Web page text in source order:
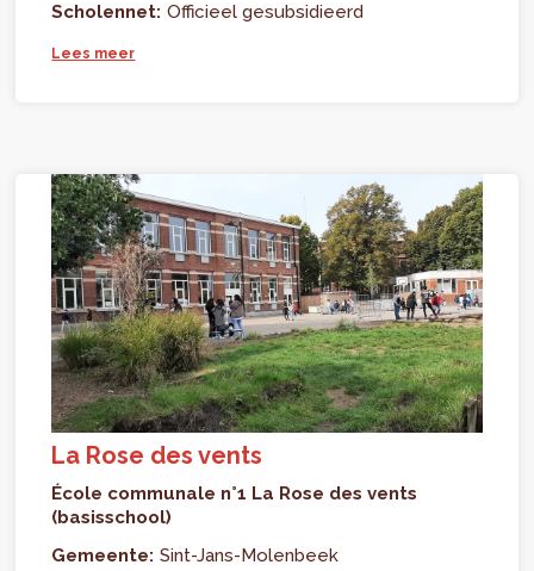
Scholennet: Officieel gesubsidieerd
Lees meer
La Rose des vents
École communale n°1 La Rose des vents
(basisschool)
Gemeente: Sint-Jans-Molenbeek